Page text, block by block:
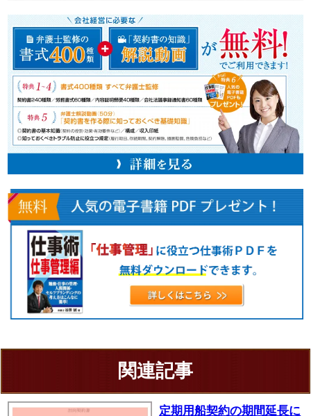
関連記事
定期用船契約の期間延長に